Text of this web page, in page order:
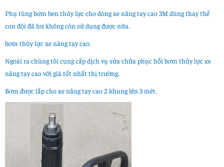
Phụ tùng bơm ben thủy lực cho dòng xe nâng tay cao 3M dùng thay thế
con đội đã hư không còn sử dụng được nữa.
bơm thủy lực xe nâng tay cao.
Ngoài ra chúng tôi cung cấp dịch vụ sửa chữa phục hồi bơm thủy lực xe
nâng tay cao với giá tốt nhất thị trường.
Bơm được lắp cho xe nâng tay cao 2 khung lên 3 mét.